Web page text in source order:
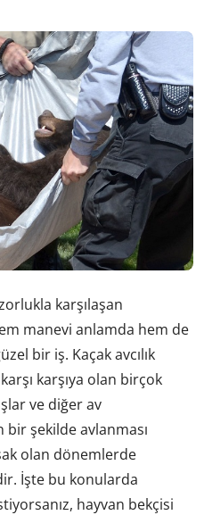
karşılaşan
manevi anlamda hem de
bir iş. Kaçak avcılık
karşıya olan birçok
ve diğer av
bir şekilde avlanması
olan dönemlerde
İşte bu konularda
hayvan bekçisi